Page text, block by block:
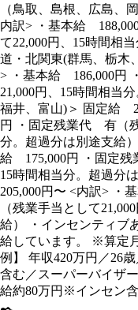
（鳥取、島根、広島、
内訳> ・基本給
て22,000円、15時間相
道・北関東(群馬、栃木
> ・基本給 186,000円
21,000円、15時間相当
福井、富山)＞ 固定給
円 ・固定残業代 有（
分。超過分は別途支給
給 175,000円 ・固定残
15時間相当分。超過分
205,000円〜 <内訳>
（残業手当として
給） ・インセンティブ
給しています。 ※算定
例】 年収420万円／26
含む／スーパーバイザ
給約80万円※インセン